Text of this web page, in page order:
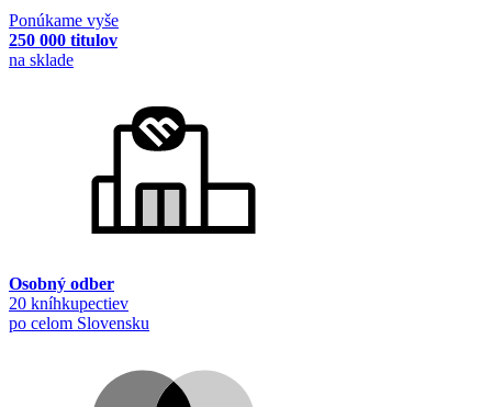
Ponúkame vyše
250 000 titulov
na sklade
Osobný odber
20 kníhkupectiev
po celom Slovensku